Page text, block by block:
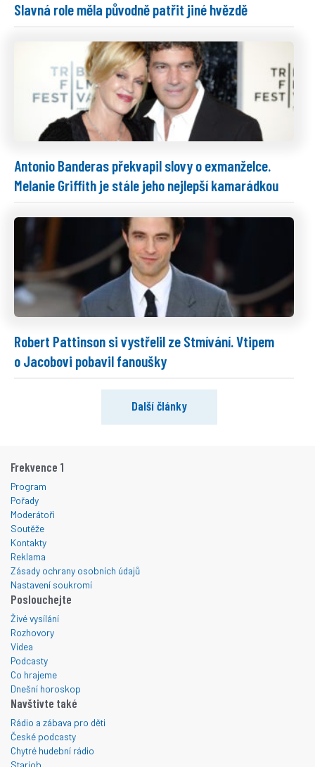
Slavná role měla původně patřit jiné hvězdě
Antonio Banderas překvapil slovy o exmanželce.
Melanie Griffith je stále jeho nejlepší kamarádkou
Robert Pattinson si vystřelil ze Stmívání. Vtipem
o Jacobovi pobavil fanoušky
Další články
Frekvence 1
Program
Pořady
Moderátoři
Soutěže
Kontakty
Reklama
Zásady ochrany osobních údajů
Nastavení soukromí
Poslouchejte
Živé vysílání
Rozhovory
Videa
Podcasty
Co hrajeme
Dnešní horoskop
Navštivte také
Rádio a zábava pro děti
České podcasty
Chytré hudební rádio
Starjob